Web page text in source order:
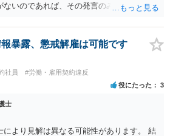
ないのであれば、その発言のみで大きく不
暴露、懲戒解雇は可能です
社員 #労働・雇用契約違反
役にたった 3
士
より見解は異なる可能性があります。 結